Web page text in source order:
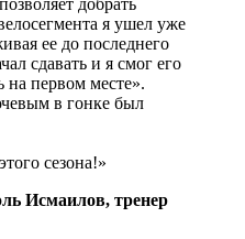
я ушел уже
ее до последнего
сдавать и я смог его
первом месте».
в гонке был
сезона!»
Исмаилов, тренер